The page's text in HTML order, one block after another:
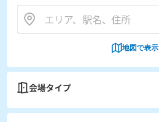
地図で表示
会場タイプ